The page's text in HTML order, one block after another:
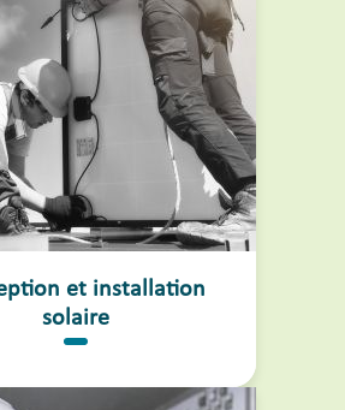
et installation
solaire